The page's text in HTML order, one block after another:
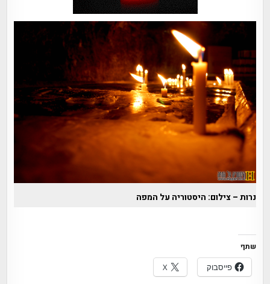
נרות – צילום: היסטוריה על המפה
שתף
פייסבוק
X